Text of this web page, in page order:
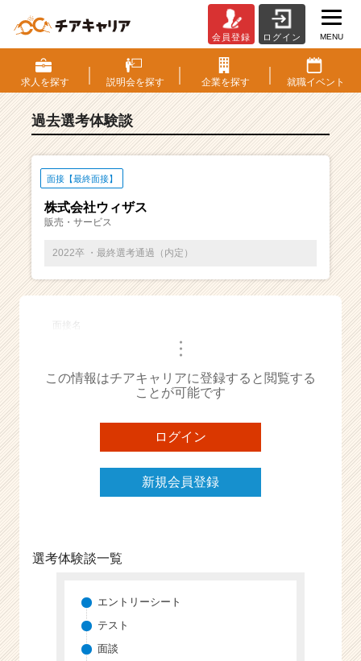
S・
選
考
験
ベ
チ
ー・
成
ら
ス
ト
が
届
く
チ
会員登録 ログイン MENU
求人を探す 説明会を探す 企業を探す 就職イベント
過去選考体験談
面接【最終面接】
株式会社ウィザス
販売・サービス
2022卒 ・最終選考通過（内定）
面接名
・・・
この情報はチアキャリアに登録すると閲覧する
ことが可能です
ログイン
新規会員登録
選考体験談一覧
エントリーシート
テスト
面談